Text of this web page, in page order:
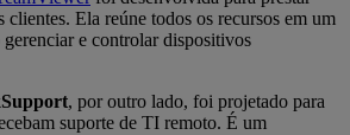
clientes. Ela reúne todos os recursos em um
e controlar dispositivos
, por outro lado, foi projetado para
suporte de TI remoto. É um